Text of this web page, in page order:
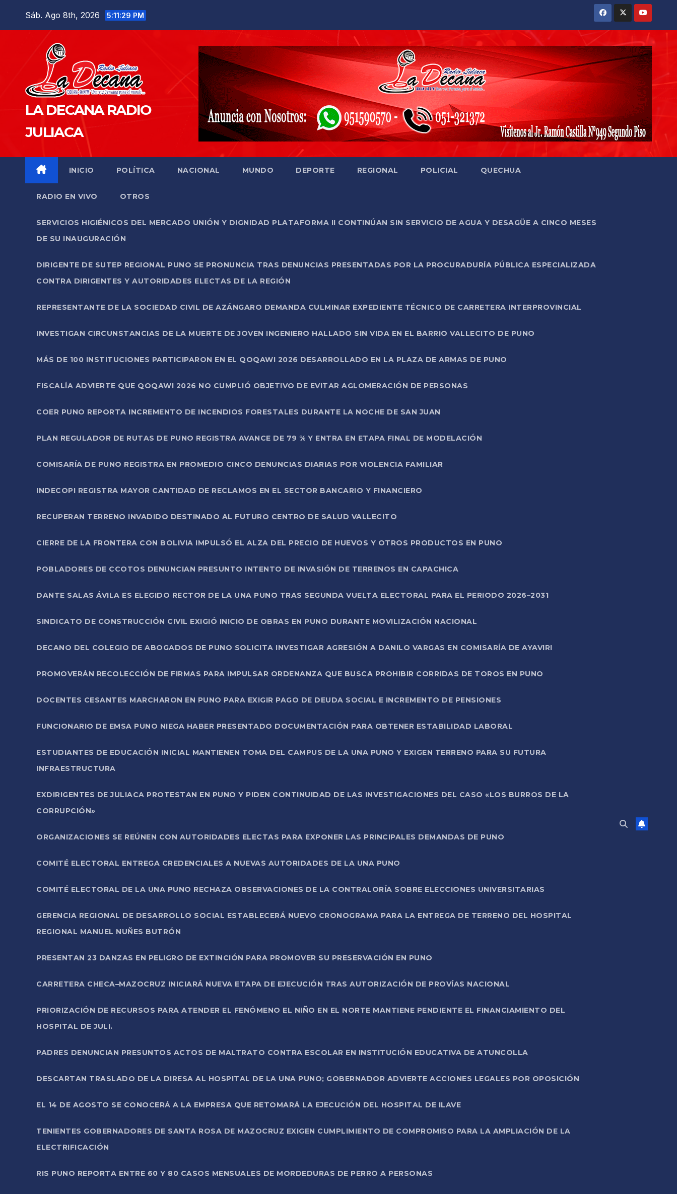
Sáb. Ago 8th, 2026 5:11:30 PM
LA DECANA RADIO
JULIACA
INICIO POLÍTICA NACIONAL MUNDO DEPORTE REGIONAL POLICIAL QUECHUA
RADIO EN VIVO OTROS
SERVICIOS HIGIÉNICOS DEL MERCADO UNIÓN Y DIGNIDAD PLATAFORMA II CONTINÚAN SIN SERVICIO DE AGUA Y DESAGÜE A CINCO MESES
DE SU INAUGURACIÓN
DIRIGENTE DE SUTEP REGIONAL PUNO SE PRONUNCIA TRAS DENUNCIAS PRESENTADAS POR LA PROCURADURÍA PÚBLICA ESPECIALIZADA
CONTRA DIRIGENTES Y AUTORIDADES ELECTAS DE LA REGIÓN
REPRESENTANTE DE LA SOCIEDAD CIVIL DE AZÁNGARO DEMANDA CULMINAR EXPEDIENTE TÉCNICO DE CARRETERA INTERPROVINCIAL
INVESTIGAN CIRCUNSTANCIAS DE LA MUERTE DE JOVEN INGENIERO HALLADO SIN VIDA EN EL BARRIO VALLECITO DE PUNO
MÁS DE 100 INSTITUCIONES PARTICIPARON EN EL QOQAWI 2026 DESARROLLADO EN LA PLAZA DE ARMAS DE PUNO
FISCALÍA ADVIERTE QUE QOQAWI 2026 NO CUMPLIÓ OBJETIVO DE EVITAR AGLOMERACIÓN DE PERSONAS
COER PUNO REPORTA INCREMENTO DE INCENDIOS FORESTALES DURANTE LA NOCHE DE SAN JUAN
PLAN REGULADOR DE RUTAS DE PUNO REGISTRA AVANCE DE 79 % Y ENTRA EN ETAPA FINAL DE MODELACIÓN
COMISARÍA DE PUNO REGISTRA EN PROMEDIO CINCO DENUNCIAS DIARIAS POR VIOLENCIA FAMILIAR
INDECOPI REGISTRA MAYOR CANTIDAD DE RECLAMOS EN EL SECTOR BANCARIO Y FINANCIERO
RECUPERAN TERRENO INVADIDO DESTINADO AL FUTURO CENTRO DE SALUD VALLECITO
CIERRE DE LA FRONTERA CON BOLIVIA IMPULSÓ EL ALZA DEL PRECIO DE HUEVOS Y OTROS PRODUCTOS EN PUNO
POBLADORES DE CCOTOS DENUNCIAN PRESUNTO INTENTO DE INVASIÓN DE TERRENOS EN CAPACHICA
DANTE SALAS ÁVILA ES ELEGIDO RECTOR DE LA UNA PUNO TRAS SEGUNDA VUELTA ELECTORAL PARA EL PERIODO 2026–2031
SINDICATO DE CONSTRUCCIÓN CIVIL EXIGIÓ INICIO DE OBRAS EN PUNO DURANTE MOVILIZACIÓN NACIONAL
DECANO DEL COLEGIO DE ABOGADOS DE PUNO SOLICITA INVESTIGAR AGRESIÓN A DANILO VARGAS EN COMISARÍA DE AYAVIRI
PROMOVERÁN RECOLECCIÓN DE FIRMAS PARA IMPULSAR ORDENANZA QUE BUSCA PROHIBIR CORRIDAS DE TOROS EN PUNO
DOCENTES CESANTES MARCHARON EN PUNO PARA EXIGIR PAGO DE DEUDA SOCIAL E INCREMENTO DE PENSIONES
FUNCIONARIO DE EMSA PUNO NIEGA HABER PRESENTADO DOCUMENTACIÓN PARA OBTENER ESTABILIDAD LABORAL
ESTUDIANTES DE EDUCACIÓN INICIAL MANTIENEN TOMA DEL CAMPUS DE LA UNA PUNO Y EXIGEN TERRENO PARA SU FUTURA
INFRAESTRUCTURA
EXDIRIGENTES DE JULIACA PROTESTAN EN PUNO Y PIDEN CONTINUIDAD DE LAS INVESTIGACIONES DEL CASO «LOS BURROS DE LA
CORRUPCIÓN»
ORGANIZACIONES SE REÚNEN CON AUTORIDADES ELECTAS PARA EXPONER LAS PRINCIPALES DEMANDAS DE PUNO
COMITÉ ELECTORAL ENTREGA CREDENCIALES A NUEVAS AUTORIDADES DE LA UNA PUNO
COMITÉ ELECTORAL DE LA UNA PUNO RECHAZA OBSERVACIONES DE LA CONTRALORÍA SOBRE ELECCIONES UNIVERSITARIAS
GERENCIA REGIONAL DE DESARROLLO SOCIAL ESTABLECERÁ NUEVO CRONOGRAMA PARA LA ENTREGA DE TERRENO DEL HOSPITAL
REGIONAL MANUEL NUÑES BUTRÓN
PRESENTAN 23 DANZAS EN PELIGRO DE EXTINCIÓN PARA PROMOVER SU PRESERVACIÓN EN PUNO
CARRETERA CHECA–MAZOCRUZ INICIARÁ NUEVA ETAPA DE EJECUCIÓN TRAS AUTORIZACIÓN DE PROVÍAS NACIONAL
PRIORIZACIÓN DE RECURSOS PARA ATENDER EL FENÓMENO EL NIÑO EN EL NORTE MANTIENE PENDIENTE EL FINANCIAMIENTO DEL
HOSPITAL DE JULI.
PADRES DENUNCIAN PRESUNTOS ACTOS DE MALTRATO CONTRA ESCOLAR EN INSTITUCIÓN EDUCATIVA DE ATUNCOLLA
DESCARTAN TRASLADO DE LA DIRESA AL HOSPITAL DE LA UNA PUNO; GOBERNADOR ADVIERTE ACCIONES LEGALES POR OPOSICIÓN
EL 14 DE AGOSTO SE CONOCERÁ A LA EMPRESA QUE RETOMARÁ LA EJECUCIÓN DEL HOSPITAL DE ILAVE
TENIENTES GOBERNADORES DE SANTA ROSA DE MAZOCRUZ EXIGEN CUMPLIMIENTO DE COMPROMISO PARA LA AMPLIACIÓN DE LA
ELECTRIFICACIÓN
RIS PUNO REPORTA ENTRE 60 Y 80 CASOS MENSUALES DE MORDEDURAS DE PERRO A PERSONAS